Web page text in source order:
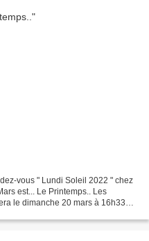
vous " Lundi Soleil 2022 " chez
est... Le Printemps.. Les
le dimanche 20 mars à 16h33